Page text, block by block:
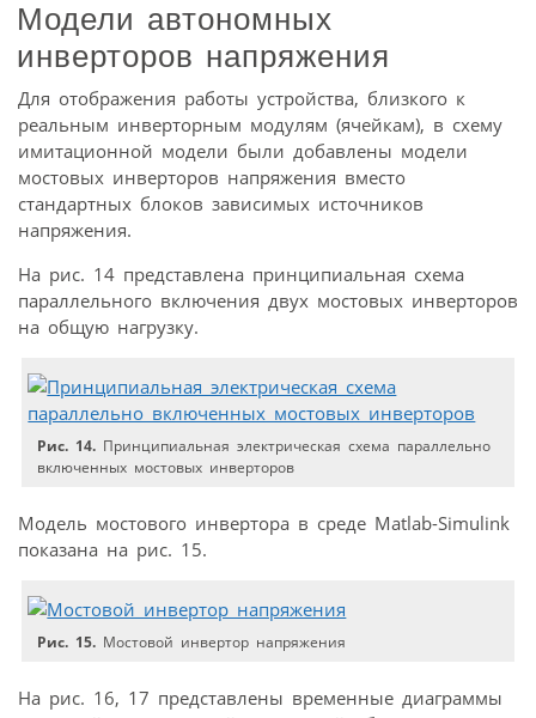
Модели автономных
инверторов напряжения
Для отображения работы устройства, близкого к
реальным инверторным модулям (ячейкам), в схему
имитационной модели были добавлены модели
мостовых инверторов напряжения вместо
стандартных блоков зависимых источников
напряжения.
На рис. 14 представлена принципиальная схема
параллельного включения двух мостовых инверторов
на общую нагрузку.
Рис. 14. Принципиальная электрическая схема параллельно
включенных мостовых инверторов
Модель мостового инвертора в среде Matlab-Simulink
показана на рис. 15.
Рис. 15. Мостовой инвертор напряжения
На рис. 16, 17 представлены временные диаграммы